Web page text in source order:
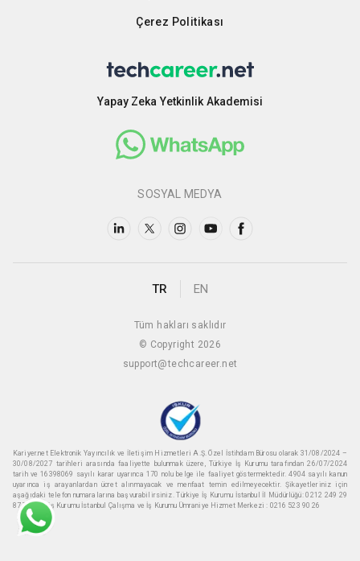
Çerez Politikası
Yapay Zeka Yetkinlik Akademisi
SOSYAL MEDYA
TR EN
Tüm hakları saklıdır
© Copyright 2026
support@techcareer.net
Kariyer.net Elektronik Yayıncılık ve İletişim Hizmetleri A.Ş. Özel İstihdam Bürosu olarak 31/08/2024 –
30/08/2027 tarihleri arasında faaliyette bulunmak üzere, Türkiye İş Kurumu tarafından 26/07/2024
tarih ve 16398069 sayılı karar uyarınca 170 nolu belge ile faaliyet göstermektedir. 4904 sayılı kanun
uyarınca iş arayanlardan ücret alınmayacak ve menfaat temin edilmeyecektir. Şikayetleriniz için
aşağıdaki telefon numaralarına başvurabilirsiniz. Türkiye İş Kurumu İstanbul İl Müdürlüğü: 0212 249 29
87 Türkiye iş Kurumu İstanbul Çalışma ve İş Kurumu Ümraniye Hizmet Merkezi : 0216 523 90 26